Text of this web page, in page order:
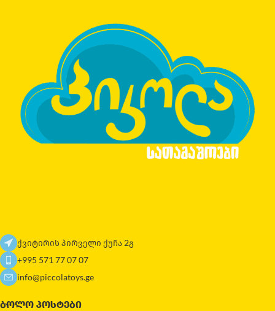
ქვიტირის პირველი ქუჩა 2გ
+995 571 77 07 07
info@piccolatoys.ge
ᲑᲝᲚᲝ ᲞᲝᲡᲢᲔᲑᲘ